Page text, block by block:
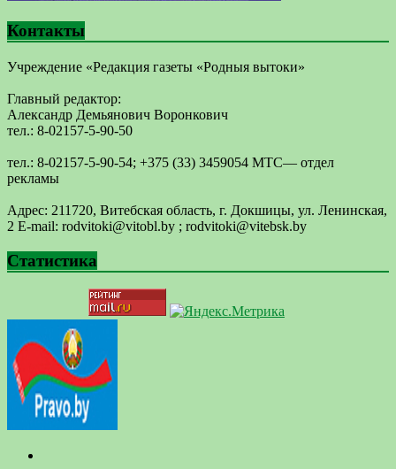
Контакты
Учреждение «Редакция газеты «Родныя вытоки»
Главный редактор:
Александр Демьянович Воронкович
тел.: 8-02157-5-90-50
тел.: 8-02157-5-90-54; +375 (33) 3459054 МТС— отдел
рекламы
Адрес: 211720, Витебская область, г. Докшицы, ул. Ленинская,
2 E-mail: ​rodvitoki@​​vitobl​.by ; rodvitoki@vitebsk.by
Статистика